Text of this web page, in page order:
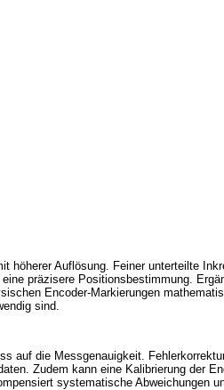
höherer Auflösung. Feiner unterteilte
präzisere Positionsbestimmung.
Encoder-Markierungen
sind.
auf die Messgenauigkeit.
Zudem kann eine Kalibrierung der
systematische Abweichungen